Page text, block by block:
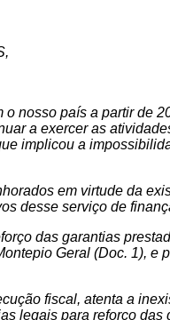
nosso país a partir de
a exercer as
implicou a
em virtude da
desse serviço de
das garantias
Geral (Doc. 1), e
fiscal, atenta a
legais para reforço das